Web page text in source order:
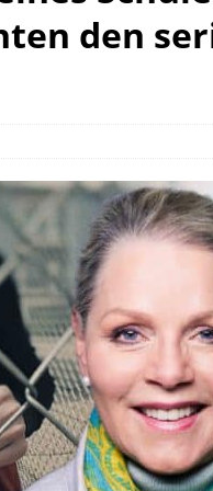
den
Die